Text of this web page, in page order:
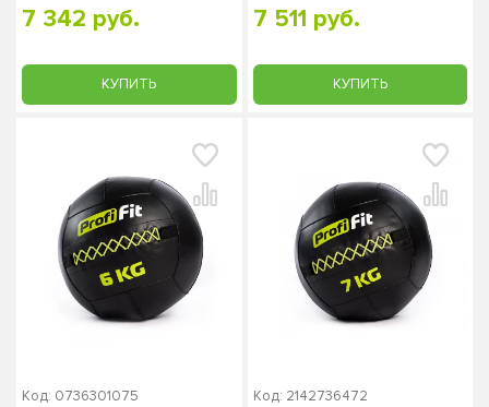
7 342 руб.
КУПИТЬ
7 511 руб.
КУПИТЬ
Код: 0736301075 Код: 2142736472